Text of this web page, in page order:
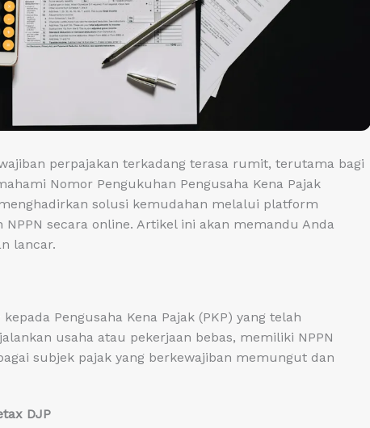
perpajakan terkadang terasa rumit, terutama bagi
Nomor Pengukuhan Pengusaha Kena Pajak
solusi kemudahan melalui platform
secara online. Artikel ini akan memandu Anda
lancar.
Pengusaha Kena Pajak (PKP) yang telah
usaha atau pekerjaan bebas, memiliki NPPN
subjek pajak yang berkewajiban memungut dan
DJP